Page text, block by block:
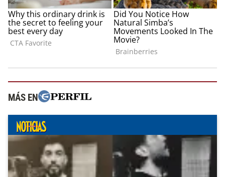
MÁS EN